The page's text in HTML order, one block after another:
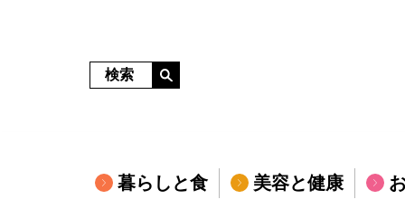
暮らしと食 美容と健康